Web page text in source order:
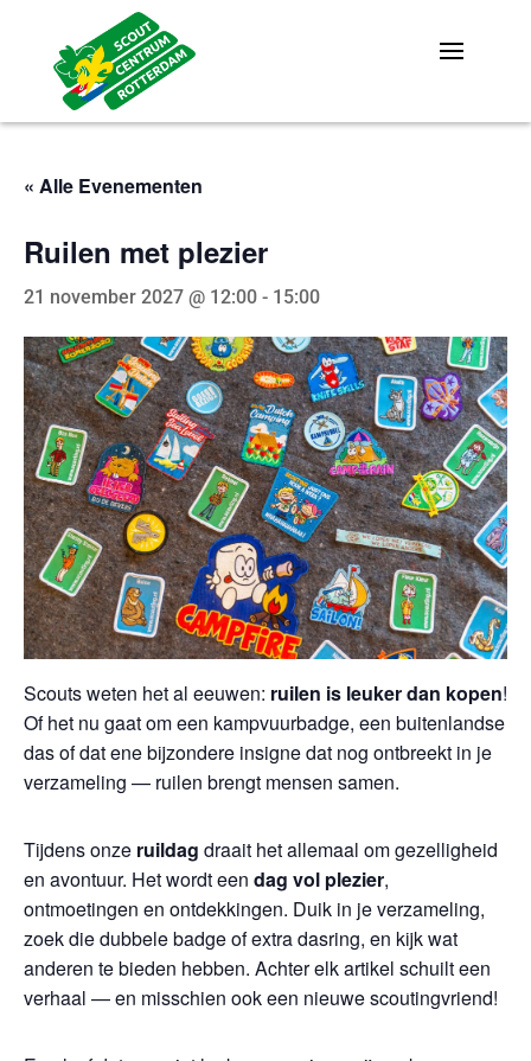
« Alle Evenementen
Ruilen met plezier
21 november 2027 @ 12:00 - 15:00
Scouts weten het al eeuwen: ruilen is leuker dan kopen!
Of het nu gaat om een kampvuurbadge, een buitenlandse
das of dat ene bijzondere insigne dat nog ontbreekt in je
verzameling — ruilen brengt mensen samen.
Tijdens onze ruildag draait het allemaal om gezelligheid
en avontuur. Het wordt een dag vol plezier,
ontmoetingen en ontdekkingen. Duik in je verzameling,
zoek die dubbele badge of extra dasring, en kijk wat
anderen te bieden hebben. Achter elk artikel schuilt een
verhaal — en misschien ook een nieuwe scoutingvriend!